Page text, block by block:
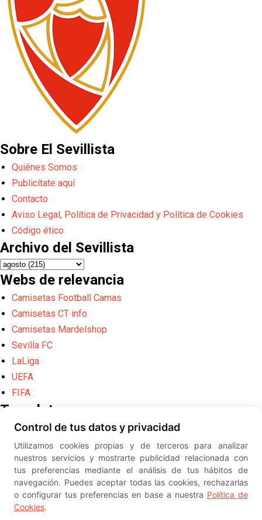
Sobre El Sevillista
Quiénes Somos
Publicítate aquí
Contacto
Aviso Legal, Política de Privacidad y Política de Cookies
Código ético
Archivo del Sevillista
Webs de relevancia
Camisetas Football Camas
Camisetas CT info
Camisetas Mardelshop
Sevilla FC
LaLiga
UEFA
FIFA
Translate
Powered by
Translate
Diseño web creado por Erick
© ElSevillista.es - Información sobre
el Sevilla FC, Sevilla Atlético, Sevilla Femenino y su Cantera
-- --
Control de tus datos y privacidad
Utilizamos cookies propias y de terceros para analizar
nuestros servicios y mostrarte publicidad relacionada con
tus preferencias mediante el análisis de tus hábitos de
navegación. Puedes aceptar todas las cookies, rechazarlas
o configurar tus preferencias en base a nuestra Política de
Cookies.
2026